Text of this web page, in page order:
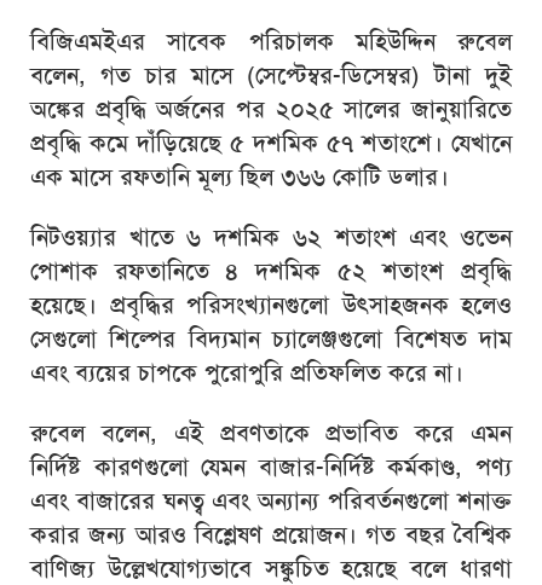
বিজিএমইএর সাবেক পরিচালক মহিউদ্দিন রুবেল
বলেন, গত চার মাসে (সেপ্টেম্বর-ডিসেম্বর) টানা দুই
অঙ্কের প্রবৃদ্ধি অর্জনের পর ২০২৫ সালের জানুয়ারিতে
প্রবৃদ্ধি কমে দাঁড়িয়েছে ৫ দশমিক ৫৭ শতাংশে। যেখানে
এক মাসে রফতানি মূল্য ছিল ৩৬৬ কোটি ডলার।
নিটওয়্যার খাতে ৬ দশমিক ৬২ শতাংশ এবং ওভেন
পোশাক রফতানিতে ৪ দশমিক ৫২ শতাংশ প্রবৃদ্ধি
হয়েছে। প্রবৃদ্ধির পরিসংখ্যানগুলো উৎসাহজনক হলেও
সেগুলো শিল্পের বিদ্যমান চ্যালেঞ্জগুলো বিশেষত দাম
এবং ব্যয়ের চাপকে পুরোপুরি প্রতিফলিত করে না।
রুবেল বলেন, এই প্রবণতাকে প্রভাবিত করে এমন
নির্দিষ্ট কারণগুলো যেমন বাজার-নির্দিষ্ট কর্মকাণ্ড, পণ্য
এবং বাজারের ঘনত্ব এবং অন্যান্য পরিবর্তনগুলো শনাক্ত
করার জন্য আরও বিশ্লেষণ প্রয়োজন। গত বছর বৈশ্বিক
বাণিজ্য উল্লেখযোগ্যভাবে সঙ্কুচিত হয়েছে বলে ধারণা